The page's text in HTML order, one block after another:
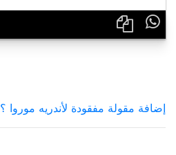

إضافة مقولة مفقودة لأندريه موروا ؟